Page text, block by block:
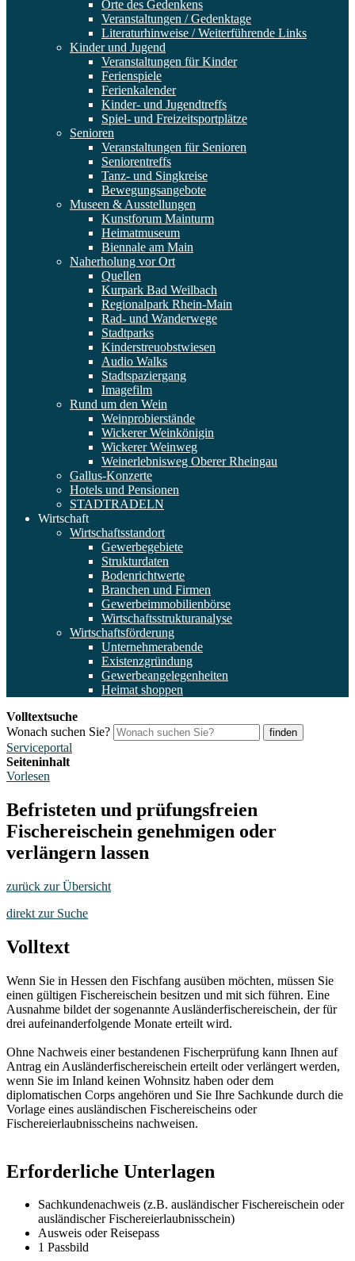
Orte des Gedenkens
Veranstaltungen / Gedenktage
Literaturhinweise / Weiterführende Links
Kinder und Jugend
Veranstaltungen für Kinder
Ferienspiele
Ferienkalender
Kinder- und Jugendtreffs
Spiel- und Freizeitsportplätze
Senioren
Veranstaltungen für Senioren
Seniorentreffs
Tanz- und Singkreise
Bewegungsangebote
Museen & Ausstellungen
Kunstforum Mainturm
Heimatmuseum
Biennale am Main
Naherholung vor Ort
Quellen
Kurpark Bad Weilbach
Regionalpark Rhein-Main
Rad- und Wanderwege
Stadtparks
Kinderstreuobstwiesen
Audio Walks
Stadtspaziergang
Imagefilm
Rund um den Wein
Weinprobierstände
Wickerer Weinkönigin
Wickerer Weinweg
Weinerlebnisweg Oberer Rheingau
Gallus-Konzerte
Hotels und Pensionen
STADTRADELN
Wirtschaft
Wirtschaftsstandort
Gewerbegebiete
Strukturdaten
Bodenrichtwerte
Branchen und Firmen
Gewerbeimmobilienbörse
Wirtschaftsstrukturanalyse
Wirtschaftsförderung
Unternehmerabende
Existenzgründung
Gewerbeangelegenheiten
Heimat shoppen
Volltextsuche
Wonach suchen Sie?
finden
Serviceportal
Seiteninhalt
Vorlesen
Befristeten und prüfungsfreien
Fischereischein genehmigen oder
verlängern lassen
zurück zur Übersicht
direkt zur Suche
Volltext
Wenn Sie in Hessen den Fischfang ausüben möchten, müssen Sie
einen gültigen Fischereischein besitzen und mit sich führen. Eine
Ausnahme bildet der sogenannte Ausländerfischereischein, der für
drei aufeinanderfolgende Monate erteilt wird.
Ohne Nachweis einer bestandenen Fischerprüfung kann Ihnen auf
Antrag ein Ausländerfischereischein erteilt oder verlängert werden,
wenn Sie im Inland keinen Wohnsitz haben oder dem
diplomatischen Corps angehören und Sie Ihre Sachkunde durch die
Vorlage eines ausländischen Fischereischeins oder
Fischereierlaubnisscheins nachweisen.
Erforderliche Unterlagen
Sachkundenachweis (z.B. ausländischer Fischereischein oder
ausländischer Fischereierlaubnisschein)
Ausweis oder Reisepass
1 Passbild